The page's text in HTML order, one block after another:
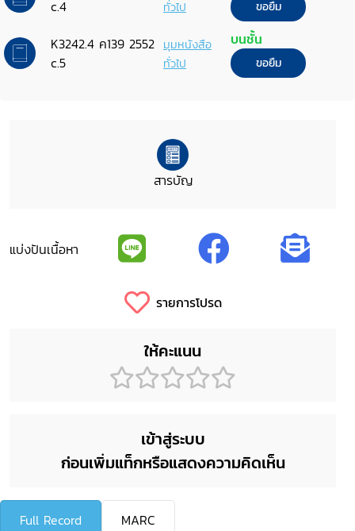
c.4
ทั่วไป
ขอยืม
K3242.4 ค139 2552
c.5
มุมหนังสือ
ทั่วไป
บนชั้น
ขอยืม
สารบัญ
แบ่งปันเนื้อหา
รายการโปรด
ให้คะแนน
เข้าสู่ระบบ
ก่อนเพิ่มแท็กหรือแสดงความคิดเห็น
Full Record MARC